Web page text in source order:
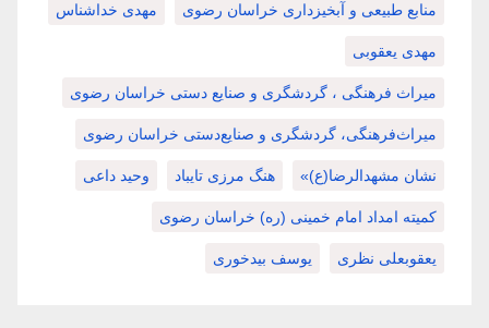
منابع طبیعی و آبخیزداری خراسان رضوی مهدی خداشناس
مهدی یعقوبی
میراث فرهنگی ، گردشگری و صنایع دستی خراسان رضوی
میراث‌فرهنگی، گردشگری و صنایع‌دستی خراسان رضوی
نشان مشهدالرضا(ع)» هنگ مرزی تایباد وحید داعی
کمیته امداد امام خمینی (ره) خراسان رضوی
یعقوبعلی نظری یوسف بیدخوری